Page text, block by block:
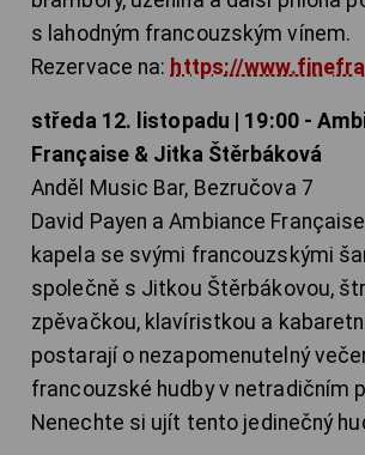
s lahodným francouzským vínem.
Rezervace na: https://
středa 12. listopadu | 19:00 -
Française & Jitka Štěrbáková
Anděl Music Bar, Bezručova 7
David Payen a Ambiance
kapela se svými francouzskými
společně s Jitkou Štěrbákovou,
zpěvačkou, klavíristkou a
postarají o nezapomenutelný
francouzské hudby v netradičním
Nenechte si ujít tento jedinečný